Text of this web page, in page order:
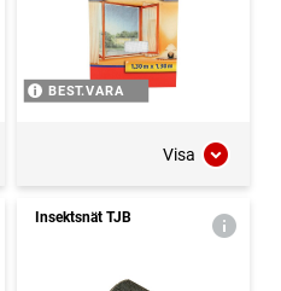
BEST.VARA
Visa
Insektsnät TJB